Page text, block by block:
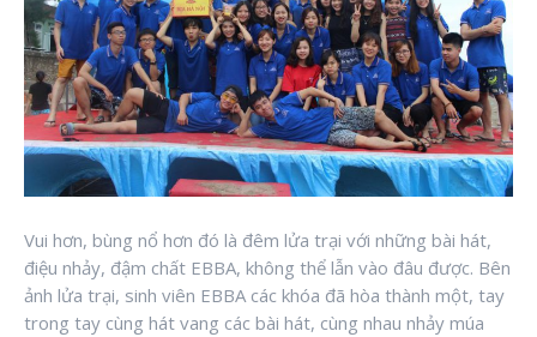
Vui hơn, bùng nổ hơn đó là đêm lửa trại với những bài hát,
điệu nhảy, đậm chất EBBA, không thể lẫn vào đâu được. Bên
ảnh lửa trại, sinh viên EBBA các khóa đã hòa thành một, tay
trong tay cùng hát vang các bài hát, cùng nhau nhảy múa